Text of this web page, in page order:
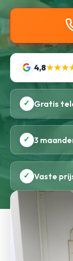
4,8
✓ Gratis
✓ 3
✓ Vaste